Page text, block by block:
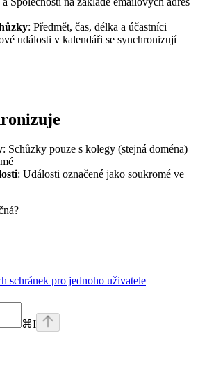
: Předmět, čas, délka a účastníci
události v kalendáři se synchronizují
: Schůzky pouze s kolegy (stejná doména)
: Události označené jako soukromé ve
schránek pro jednoho uživatele
⌘I